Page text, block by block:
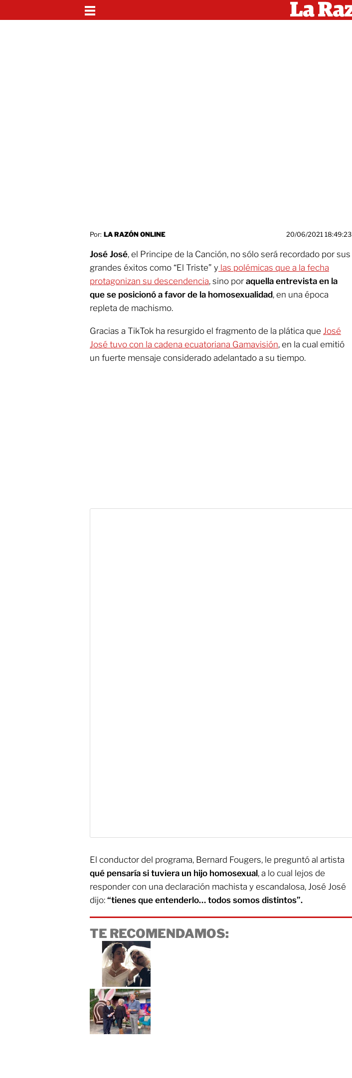
Por: LA RAZÓN ONLINE 20/06/2021 18:49:23
José José, el Principe de la Canción, no sólo será recordado por sus
grandes éxitos como “El Triste” y las polémicas que a la fecha
protagonizan su descendencia, sino por aquella entrevista en la
que se posicionó a favor de la homosexualidad, en una época
repleta de machismo.
Gracias a TikTok ha resurgido el fragmento de la plática que José
José tuvo con la cadena ecuatoriana Gamavisión, en la cual emitió
un fuerte mensaje considerado adelantado a su tiempo.
El conductor del programa, Bernard Fougers, le preguntó al artista
qué pensaría si tuviera un hijo homosexual, a lo cual lejos de
responder con una declaración machista y escandalosa, José José
dijo: “tienes que entenderlo… todos somos distintos”.
TE RECOMENDAMOS: